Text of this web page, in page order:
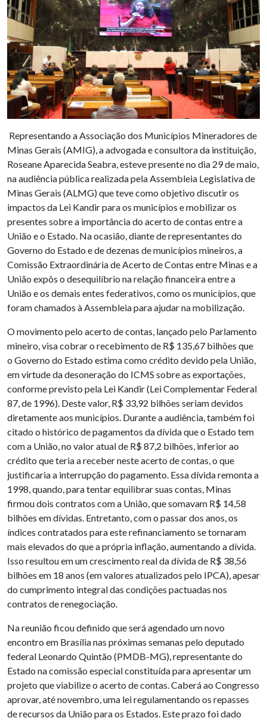
Representando a Associação dos Municípios Mineradores de
Minas Gerais (AMIG), a advogada e consultora da instituição,
Roseane Aparecida Seabra, esteve presente no dia 29 de maio,
na audiência pública realizada pela Assembleia Legislativa de
Minas Gerais (ALMG) que teve como objetivo discutir os
impactos da Lei Kandir para os municípios e mobilizar os
presentes sobre a importância do acerto de contas entre a
União e o Estado. Na ocasião, diante de representantes do
Governo do Estado e de dezenas de municípios mineiros, a
Comissão Extraordinária de Acerto de Contas entre Minas e a
União expôs o desequilíbrio na relação financeira entre a
União e os demais entes federativos, como os municípios, que
foram chamados à Assembleia para ajudar na mobilização.
O movimento pelo acerto de contas, lançado pelo Parlamento
mineiro, visa cobrar o recebimento de R$ 135,67 bilhões que
o Governo do Estado estima como crédito devido pela União,
em virtude da desoneração do ICMS sobre as exportações,
conforme previsto pela Lei Kandir (Lei Complementar Federal
87, de 1996). Deste valor, R$ 33,92 bilhões seriam devidos
diretamente aos municípios. Durante a audiência, também foi
citado o histórico de pagamentos da dívida que o Estado tem
com a União, no valor atual de R$ 87,2 bilhões, inferior ao
crédito que teria a receber neste acerto de contas, o que
justificaria a interrupção do pagamento. Essa dívida remonta a
1998, quando, para tentar equilibrar suas contas, Minas
firmou dois contratos com a União, que somavam R$ 14,58
bilhões em dívidas. Entretanto, com o passar dos anos, os
índices contratados para este refinanciamento se tornaram
mais elevados do que a própria inflação, aumentando a dívida.
Isso resultou em um crescimento real da dívida de R$ 38,56
bilhões em 18 anos (em valores atualizados pelo IPCA), apesar
do cumprimento integral das condições pactuadas nos
contratos de renegociação.
Na reunião ficou definido que será agendado um novo
encontro em Brasília nas próximas semanas pelo deputado
federal Leonardo Quintão (PMDB-MG), representante do
Estado na comissão especial constituída para apresentar um
projeto que viabilize o acerto de contas. Caberá ao Congresso
aprovar, até novembro, uma lei regulamentando os repasses
de recursos da União para os Estados. Este prazo foi dado